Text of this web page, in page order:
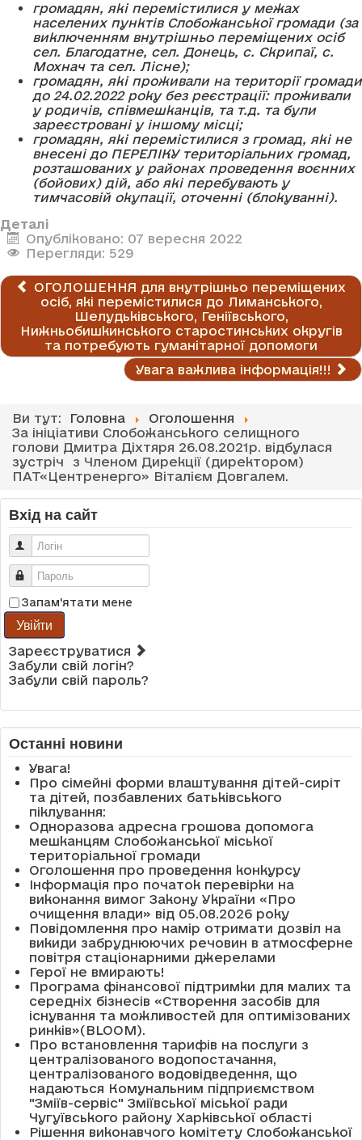
громадян, які перемістилися у межах
населених пунктів Слобожанської громади (за
виключенням внутрішньо переміщених осіб
сел. Благодатне, сел. Донець, с. Скрипаї, с.
Мохнач та сел. Лісне);
громадян, які проживали на території громади
до 24.02.2022 року без реєстрації: проживали
у родичів, співмешканців, та т.д. та були
зареєстровані у іншому місці;
громадян, які перемістилися з громад, які не
внесені до ПЕРЕЛІКУ територіальних громад,
розташованих у районах проведення воєнних
(бойових) дій, або які перебувають у
тимчасовій окупації, оточенні (блокуванні).
Деталі
Опубліковано: 07 вересня 2022
Перегляди: 529
ОГОЛОШЕННЯ для внутрішньо переміщених
осіб, які перемістилися до Лиманського,
Шелудьківського, Геніївського,
Нижньобишкинського старостинських округів
та потребують гуманітарної допомоги
Увага важлива інформація!!!
Ви тут: Головна
Оголошення
За ініціативи Слобожанського селищного
голови Дмитра Діхтяря 26.08.2021р. відбулася
зустріч з Членом Дирекції (директором)
ПАТ«Центренерго» Віталієм Довгалем.
Вхід на сайт
Логін
Пароль
Запам'ятати мене
Увійти
Зареєструватися
Забули свій логін?
Забули свій пароль?
Останні новини
Увага!
Про сімейні форми влаштування дітей-сиріт
та дітей, позбавлених батьківського
піклування:
Одноразова адресна грошова допомога
мешканцям Слобожанської міської
територіальної громади
Оголошення про проведення конкурсу
Інформація про початок перевірки на
виконання вимог Закону України «Про
очищення влади» від 05.08.2026 року
Повідомлення про намір отримати дозвіл на
викиди забруднюючих речовин в атмосферне
повітря стаціонарними джерелами
Герої не вмирають!
Програма фінансової підтримки для малих та
середніх бізнесів «Створення засобів для
існування та можливостей для оптимізованих
ринків»(BLOOM).
Про встановлення тарифів на послуги з
централізованого водопостачання,
централізованого водовідведення, що
надаються Комунальним підприємством
"Зміїв-сервіс" Зміївської міської ради
Чугуївського району Харківської області
Рішення виконавчого комітету Слобожанської